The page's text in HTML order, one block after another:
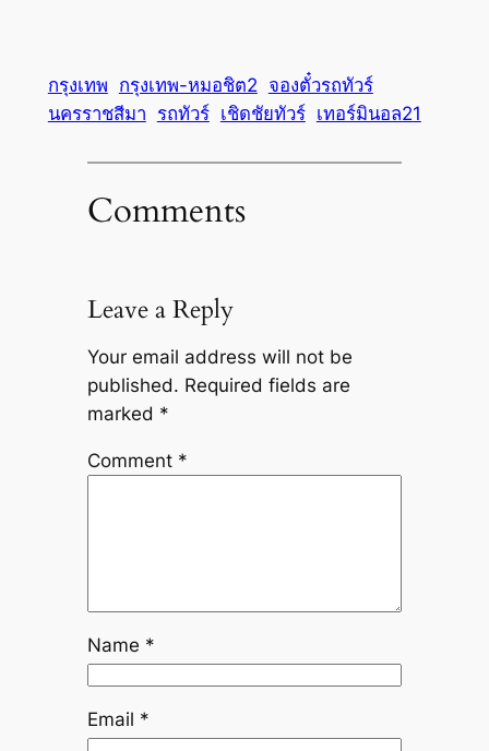
กรุงเทพ กรุงเทพ-หมอชิต2 จองตั๋วรถทัวร์
นครราชสีมา รถทัวร์ เชิดชัยทัวร์ เทอร์มินอล21
Comments
Leave a Reply
Your email address will not be
published. Required fields are
marked *
Comment *
Name *
Email *